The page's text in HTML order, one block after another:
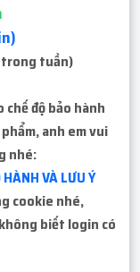
trong tuần)
độ bảo hành
anh em vui
nhé:
VÀ LƯU Ý
cookie nhé,
biết login có